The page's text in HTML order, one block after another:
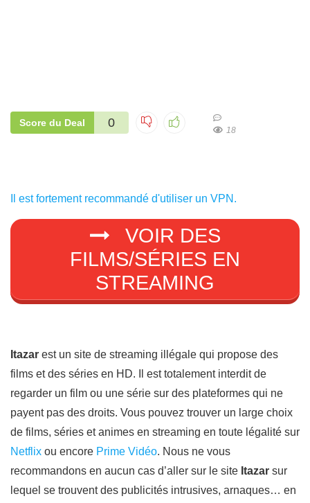
Score du Deal 0
18
Il est fortement recommandé d'utiliser un VPN.
VOIR DES
FILMS/SÉRIES EN
STREAMING
Itazar est un site de streaming illégale qui propose des
films et des séries en HD. Il est totalement interdit de
regarder un film ou une série sur des plateformes qui ne
payent pas des droits. Vous pouvez trouver un large choix
de films, séries et animes en streaming en toute légalité sur
Netflix ou encore Prime Vidéo. Nous ne vous
recommandons en aucun cas d’aller sur le site Itazar sur
lequel se trouvent des publicités intrusives, arnaques… en